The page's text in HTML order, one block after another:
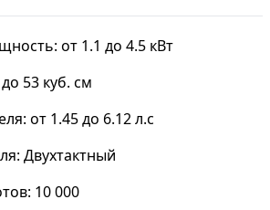
от 1.1 до 4.5 кВт
53 куб. см
от 1.45 до 6.12 л.с
Двухтактный
10 000